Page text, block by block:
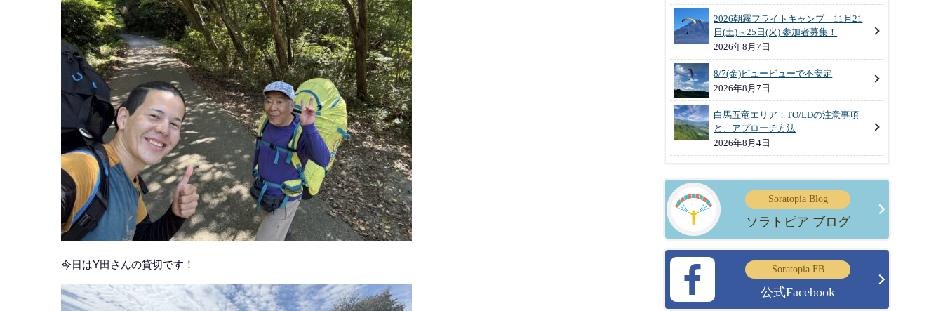
今日はY田さんの貸切です！
2026朝霧フライトキャンプ 11月21
日(土)～25日(火) 参加者募集！
2026年8月7日
8/7(金)ビュービューで不安定
2026年8月7日
白馬五竜エリア：TO/LDの注意事項
と、アプローチ方法
2026年8月4日
Soratopia Blog
ソラトピア ブログ
Soratopia FB
公式Facebook